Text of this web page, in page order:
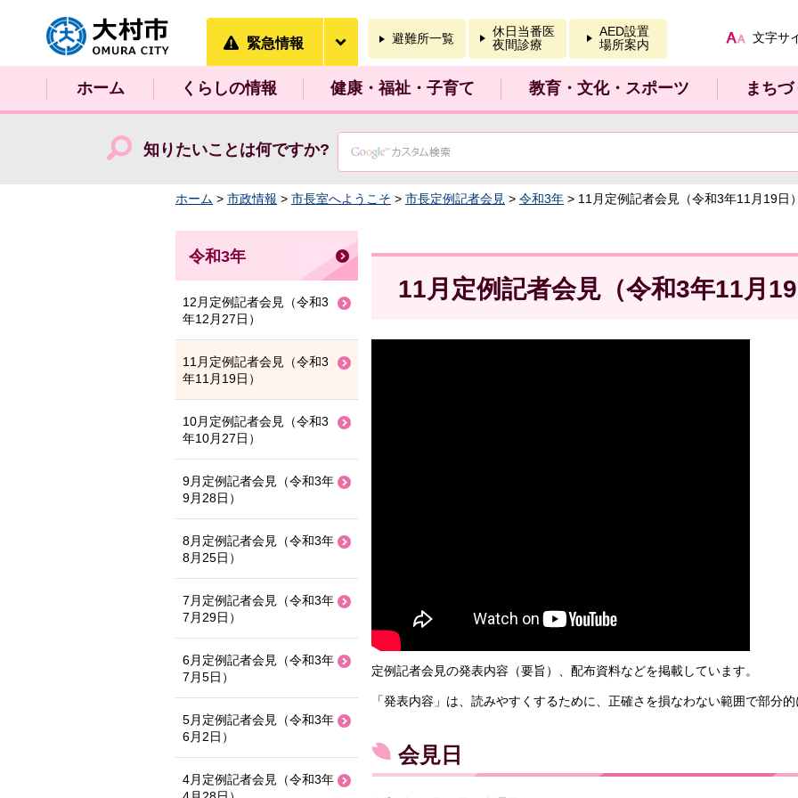
大村市
緊急情報 避難所一覧
休日当番医
夜間診療
AED設置
場所案内
文字サ
ホーム くらしの情報 健康・福祉・子育て 教育・文化・スポーツ まち
知りたいことは何ですか?
ホーム > 市政情報 > 市長室へようこそ > 市長定例記者会見 > 令和3年 > 11月定例記者会見（令和3年11月19日）
11月定例記者会見（令和3年11月19
定例記者会見の発表内容（要旨）、配布資料などを掲載しています。
「発表内容」は、読みやすくするために、正確さを損なわない範囲で部分
会見日
令和3年
12月定例記者会見（令和3
年12月27日）
11月定例記者会見（令和3
年11月19日）
10月定例記者会見（令和3
年10月27日）
9月定例記者会見（令和3年
9月28日）
8月定例記者会見（令和3年
8月25日）
7月定例記者会見（令和3年
7月29日）
6月定例記者会見（令和3年
7月5日）
5月定例記者会見（令和3年
6月2日）
4月定例記者会見（令和3年